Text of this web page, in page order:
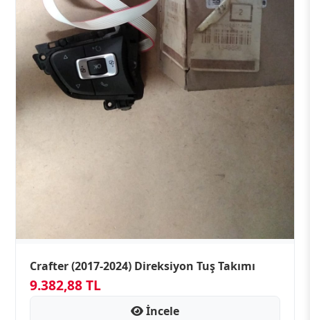
Crafter (2017-2024) Direksiyon Tuş Takımı
9.382,88 TL
İncele